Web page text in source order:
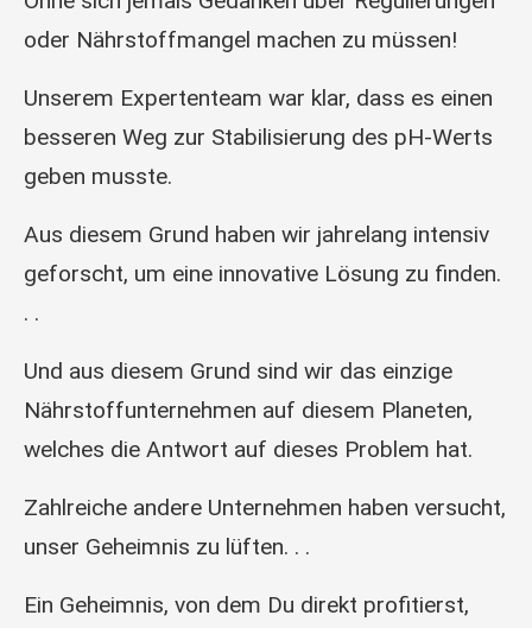
oder Nährstoffmangel machen zu müssen!
Unserem Expertenteam war klar, dass es einen
besseren Weg zur Stabilisierung des pH-Werts
geben musste.
Aus diesem Grund haben wir jahrelang intensiv
geforscht, um eine innovative Lösung zu finden.
. .
Und aus diesem Grund sind wir das einzige
Nährstoffunternehmen auf diesem Planeten,
welches die Antwort auf dieses Problem hat.
Zahlreiche andere Unternehmen haben versucht,
unser Geheimnis zu lüften. . .
Ein Geheimnis, von dem Du direkt profitierst,